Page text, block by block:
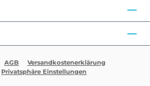
AGB
Versandkostenerklärung
Privatsphäre Einstellungen